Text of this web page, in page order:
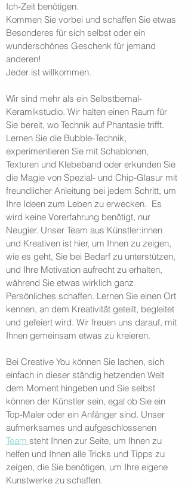
Ich-Zeit benötigen.
Kommen Sie vorbei und schaffen Sie etwas
Besonderes für sich selbst oder ein
wunderschönes Geschenk für jemand
anderen!
Jeder ist willkommen.
Wir sind mehr als ein Selbstbemal-
Keramikstudio. Wir halten einen Raum für
Sie bereit, wo Technik auf Phantasie trifft.
Lernen Sie die Bubble-Technik,
experimentieren Sie mit Schablonen,
Texturen und Klebeband oder erkunden Sie
die Magie von Spezial- und Chip-Glasur mit
freundlicher Anleitung bei jedem Schritt, um
Ihre Ideen zum Leben zu erwecken. Es
wird keine Vorerfahrung benötigt, nur
Neugier. Unser Team aus Künstler:innen
und Kreativen ist hier, um Ihnen zu zeigen,
wie es geht, Sie bei Bedarf zu unterstützen,
und Ihre Motivation aufrecht zu erhalten,
während Sie etwas wirklich ganz
Persönliches schaffen. Lernen Sie einen Ort
kennen, an dem Kreativität geteilt, begleitet
und gefeiert wird. Wir freuen uns darauf, mit
Ihnen gemeinsam etwas zu kreieren.
Bei Creative You können Sie lachen, sich
einfach in dieser ständig hetzenden Welt
dem Moment hingeben und Sie selbst
können der Künstler sein, egal ob Sie ein
Top-Maler oder ein Anfänger sind. Unser
aufmerksames und aufgeschlossenen
Team steht Ihnen zur Seite, um Ihnen zu
helfen und Ihnen alle Tricks und Tipps zu
zeigen, die Sie benötigen, um Ihre eigene
Kunstwerke zu schaffen.